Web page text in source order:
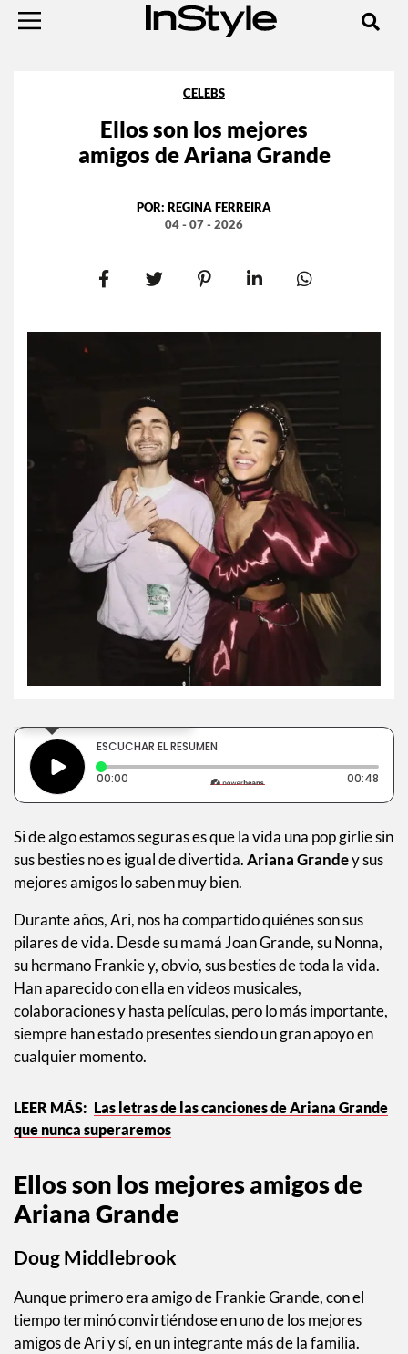
CELEBS
Ellos son los mejores
amigos de Ariana Grande
POR: REGINA FERREIRA
04 - 07 - 2026
ESCUCHAR EL RESUMEN
00:00 Tiempo transcurrido: 0 segundos 00:48
Si de algo estamos seguras es que la vida una pop girlie sin
sus besties no es igual de divertida.Ariana Grandey sus
mejores amigos lo saben muy bien.
Durante años, Ari, nos ha compartido quiénes son sus
pilares de vida. Desde su mamá Joan Grande, su Nonna,
su hermano Frankie y, obvio, sus besties de toda la vida.
Han aparecido con ella en videos musicales,
colaboraciones y hasta películas, pero lo más importante,
siempre han estado presentes siendo un gran apoyo en
cualquier momento.
Las letras de las canciones de Ariana Grande
que nunca superaremos
Ellos son los mejores amigos de
Ariana Grande
Doug Middlebrook
Aunque primero era amigo de Frankie Grande, con el
tiempo terminó convirtiéndose en uno de los mejores
amigos de Ari y sí, en un integrante más de la familia.